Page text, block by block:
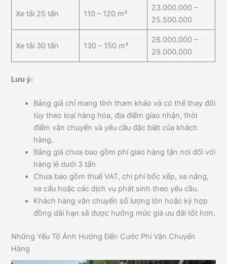
Xe tải 25 tấn 110 – 120 m³
23.000.000 –
25.500.000
Xe tải 30 tấn 130 – 150 m³
26.000.000 –
29.000.000
Lưu ý:
Bảng giá chỉ mang tính tham khảo và có thể thay đổi
tùy theo loại hàng hóa, địa điểm giao nhận, thời
điểm vận chuyển và yêu cầu đặc biệt của khách
hàng.
Bảng giá chưa bao gồm phí giao hàng tận nơi đối với
hàng lẻ dưới 3 tấn
Chưa bao gồm thuế VAT, chi phí bốc xếp, xe nâng,
xe cẩu hoặc các dịch vụ phát sinh theo yêu cầu.
Khách hàng vận chuyển số lượng lớn hoặc ký hợp
đồng dài hạn sẽ được hưởng mức giá ưu đãi tốt hơn.
Những Yếu Tố Ảnh Hưởng Đến Cước Phí Vận Chuyển
Hàng